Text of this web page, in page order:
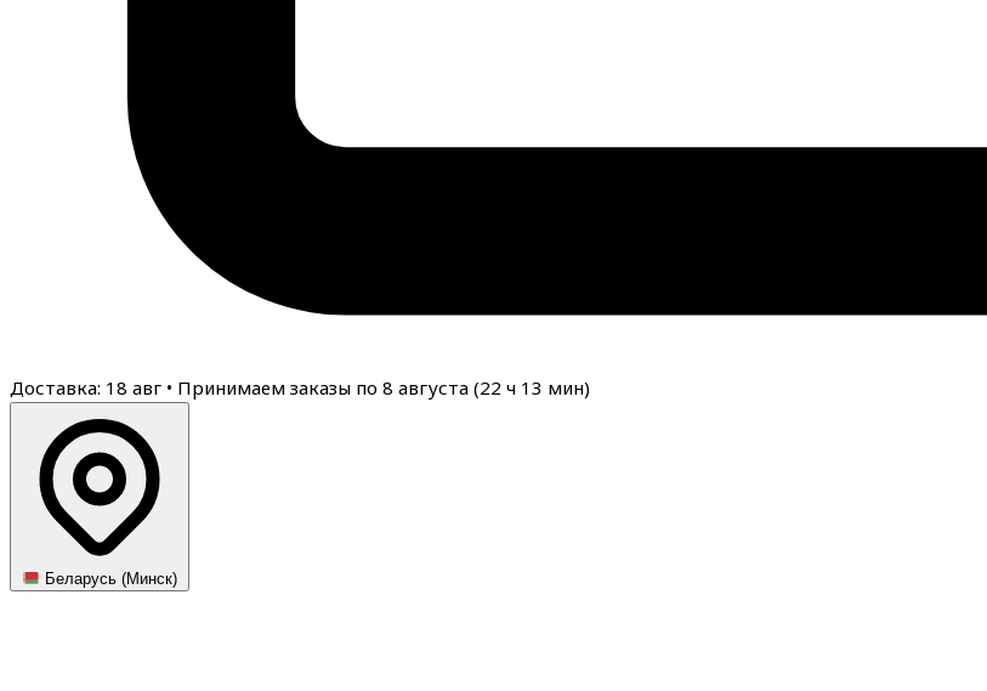
Доставка: 18 авг • Принимаем заказы по 8 августа (22 ч 13 мин)
Беларусь (Минск)